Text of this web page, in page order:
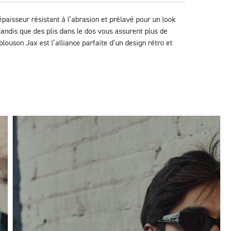
résistant à l’abrasion et prélavé pour un look
que des plis dans le dos vous assurent plus de
Jax est l’alliance parfaite d’un design rétro et